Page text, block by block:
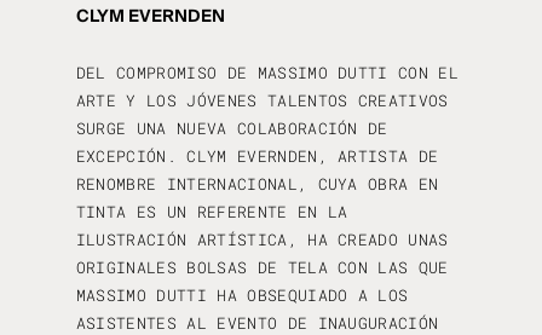
CLYM EVERNDEN
DEL COMPROMISO DE MASSIMO DUTTI CON EL
ARTE Y LOS JÓVENES TALENTOS CREATIVOS
SURGE UNA NUEVA COLABORACIÓN DE
EXCEPCIÓN. CLYM EVERNDEN, ARTISTA DE
RENOMBRE INTERNACIONAL, CUYA OBRA EN
TINTA ES UN REFERENTE EN LA
ILUSTRACIÓN ARTÍSTICA, HA CREADO UNAS
ORIGINALES BOLSAS DE TELA CON LAS QUE
MASSIMO DUTTI HA OBSEQUIADO A LOS
ASISTENTES AL EVENTO DE INAUGURACIÓN